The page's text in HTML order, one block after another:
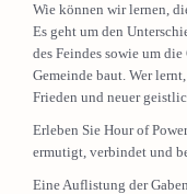
Wie können wir lernen,
Es geht um den
des Feindes sowie um
Gemeinde baut. Wer
Frieden und neuer
Erleben Sie Hour of
ermutigt, verbindet und
Eine Auflistung der